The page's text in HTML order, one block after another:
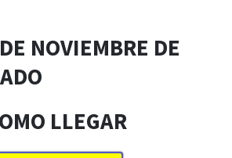
NOVIEMBRE DE
LLEGAR